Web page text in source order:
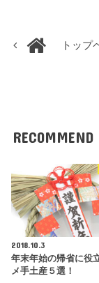
トップ
RECOMMEND
2018.10.3
年末年始の帰省に役
メ手土産５選！